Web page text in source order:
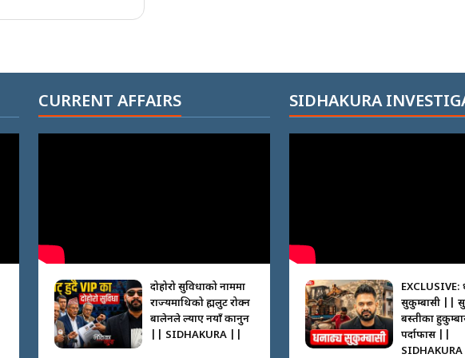
CURRENT AFFAIRS
दोहोरो सुविधाको नाममा
राज्यमाथिको ब्रह्मलुट रोक्न
बालेनले ल्याए नयाँ कानुन
|| SIDHAKURA ||
SIDHAKURA
EXCLUSIVE:
सुकुम्बासी ||
बस्तीका
पर्दाफास ||
SIDHAKURA